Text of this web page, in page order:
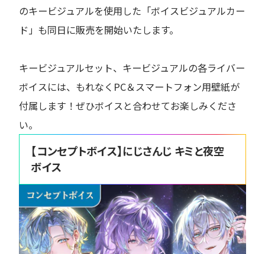
のキービジュアルを使用した「ボイスビジュアルカー
ド」も同日に販売を開始いたします。
キービジュアルセット、キービジュアルの各ライバー
ボイスには、もれなくPC＆スマートフォン用壁紙が
付属します！ぜひボイスと合わせてお楽しみくださ
い。
【コンセプトボイス】にじさんじ キミと夜空
ボイス